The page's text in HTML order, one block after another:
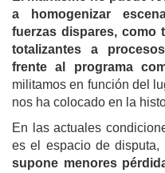
a homogenizar
fuerzas dispares, como
totalizantes a
frente al programa
militamos en función del
nos ha colocado en la
En las actuales
es el espacio de disputa,
supone menores